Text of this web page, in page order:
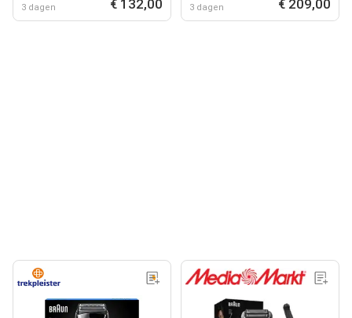
3 dagen € 132,00 3 dagen € 209,00